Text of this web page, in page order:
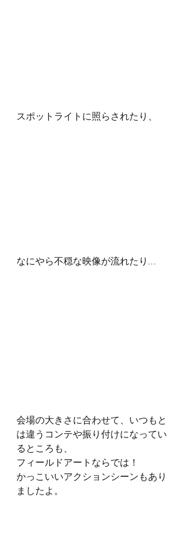
スポットライトに照らされたり、
なにやら不穏な映像が流れたり…
会場の大きさに合わせて、いつもと
は違うコンテや振り付けになってい
るところも、
フィールドアートならでは！
かっこいいアクションシーンもあり
ましたよ。